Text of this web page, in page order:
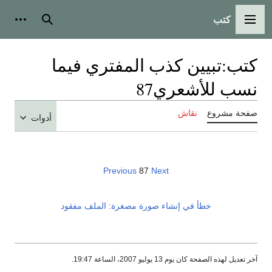
القائمة الرئيسية
كتب بحث
كتب:تبيين كذب المفتري فيما
نسب للأشعري87
صفحة مشروع نقاش أدوات
Previous 87 Next
خطأ في إنشاء صورة مصغرة: الملف مفقود
آخر تعديل لهذه الصفحة كان يوم 13 يوليو 2007، الساعة 19:47.